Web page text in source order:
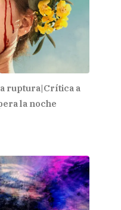
ruptura|Crítica a
la noche